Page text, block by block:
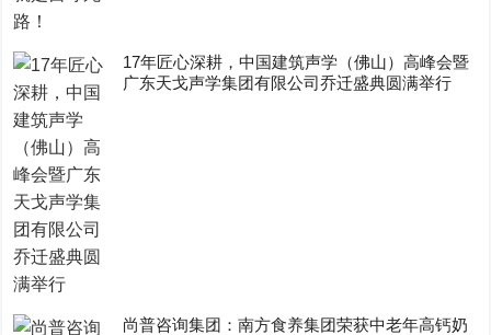
17年匠心深耕，中国建筑声学（佛山）高峰会暨
广东天戈声学集团有限公司乔迁盛典圆满举行
尚普咨询集团：南方食养集团荣获中老年高钙奶